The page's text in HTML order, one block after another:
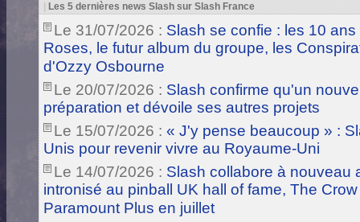
Les 5 dernières news Slash sur Slash France
Le 31/07/2026 : Slash se confie : les 10
Roses, le futur album du groupe, les
d'Ozzy Osbourne
Le 20/07/2026 : Slash confirme qu'un
préparation et dévoile ses autres projets
Le 15/07/2026 : « J'y pense beaucoup » :
Unis pour revenir vivre au Royaume-Uni
Le 14/07/2026 : Slash collabore à nouveau
intronisé au pinball UK hall of fame, The
Paramount Plus en juillet